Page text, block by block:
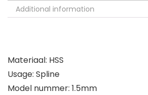
Additional information
Materiaal: HSS
Usage: Spline
Model nummer: 1.5mm